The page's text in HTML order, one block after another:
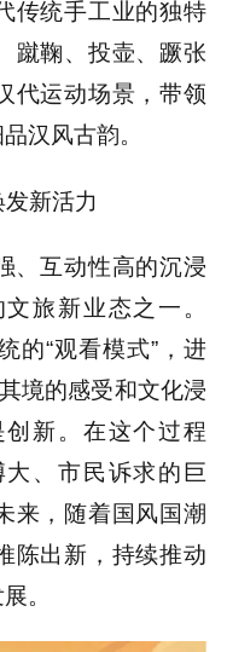
传统手工业的独特
蹴鞠、投壶、蹶张
代运动场景，带领
汉风古韵。
新活力
、互动性高的沉浸
旅新业态之一。
的“观看模式”，进
境的感受和文化浸
新。在这个过程
、市民诉求的巨
来，随着国风国潮
陈出新，持续推动
。